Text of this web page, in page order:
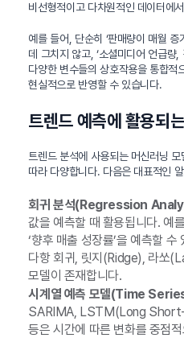
비선형적이고 다차원적인 데이터에
예를 들어, 단순히 ‘판매량이 매월
데 그치지 않고, ‘소셜미디어 언급량
다양한 변수들의 상호작용을 통합적
현실적으로 반영할 수 있습니다.
트렌드 예측에 활용되
트렌드 분석에 사용되는 머신러닝
따라 다양합니다. 다음은 대표적인
회귀 분석(Regression
값을 예측할 때 활용됩니다. 예
‘향후 매출 성장률’을 예측할
다항 회귀, 릿지(Ridge), 라쏘
모델이 존재합니다.
시계열 예측 모델(Time
SARIMA, LSTM(Long
등은 시간에 따른 변화를 중점